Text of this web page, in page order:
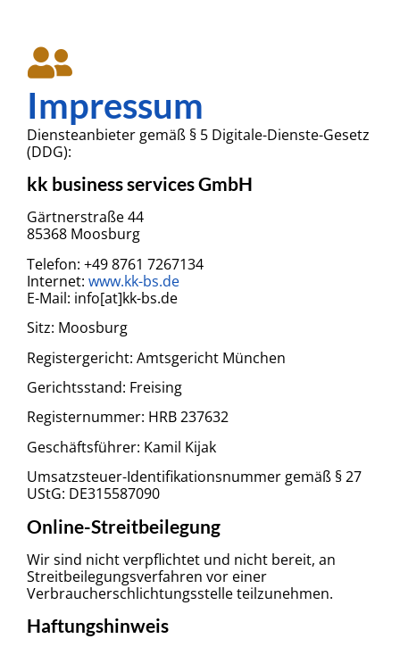
Impressum
Diensteanbieter gemäß § 5 Digitale-Dienste-Gesetz
(DDG):
kk business services GmbH
Gärtnerstraße 44
85368 Moosburg
Telefon: +49 8761 7267134
Internet: www.kk-bs.de
E-Mail: info[at]kk-bs.de
Sitz: Moosburg
Registergericht: Amtsgericht München
Gerichtsstand: Freising
Registernummer: HRB 237632
Geschäftsführer: Kamil Kijak
Umsatzsteuer-Identifikationsnummer gemäß § 27
UStG: DE315587090
Online-Streitbeilegung
Wir sind nicht verpflichtet und nicht bereit, an
Streitbeilegungsverfahren vor einer
Verbraucherschlichtungsstelle teilzunehmen.
Haftungshinweis